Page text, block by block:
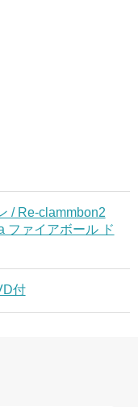
/ Re-clammbon2
ファイアボール ド
付